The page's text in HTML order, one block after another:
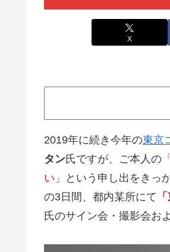
X
2019年に続き今年の東京
タン氏ですが、ご本人の
い」
という申し出をきっ
の3日間、都内某所にて
氏のサイン会・撮影会お